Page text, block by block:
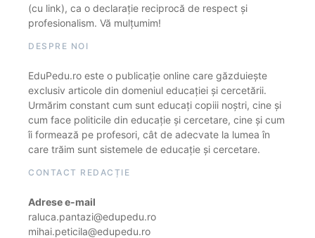
(cu link), ca o declarație reciprocă de respect și
profesionalism. Vă mulțumim!
DESPRE NOI
EduPedu.ro este o publicație online care găzduiește
exclusiv articole din domeniul educației și cercetării.
Urmărim constant cum sunt educați copiii noștri, cine și
cum face politicile din educație și cercetare, cine și cum
îi formează pe profesori, cât de adecvate la lumea în
care trăim sunt sistemele de educație și cercetare.
CONTACT REDACȚIE
Adrese e-mail
raluca.pantazi@edupedu.ro
mihai.peticila@edupedu.ro